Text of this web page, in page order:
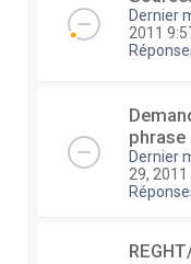
Dernier
2011
phrase
Dernier
29,